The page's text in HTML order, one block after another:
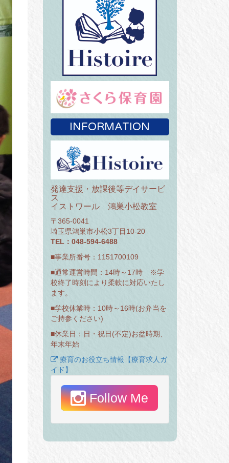
INFORMATION
発達支援・放課後等デイサービ
ス
イストワール 鴻巣小松教室
〒365-0041
埼玉県鴻巣市小松3丁目10-20
TEL：048-594-6488
■事業所番号：1151700109
■通常運営時間：14時～17時 ※学
校終了時刻により柔軟に対応いたし
ます。
■学校休業時：10時～16時(お弁当を
ご持参ください)
■休業日：日・祝日(不定)お盆時期、
年末年始
療育のお役立ち情報【療育求人ガ
イド】
Follow Me